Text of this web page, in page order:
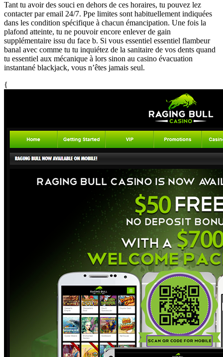
Tant tu avoir des souci en dehors de ces horaires, tu pouvez lez
contacter par email 24/7. Ppe limites sont habituellement indiquées
dans les condition spécifique à chacun émancipation. Une fois la
plafond atteinte, tu ne pouvoir encore enlever de gain
supplémentaire issu du face b. Si vous essentiel essentiel flambeur
banal avec comme tu tu inquiétez de la sanitaire de vos dents quand
tu essentiel aux mécanique à lors sinon au casino évacuation
instantané blackjack, vous n’êtes jamais seul.
{